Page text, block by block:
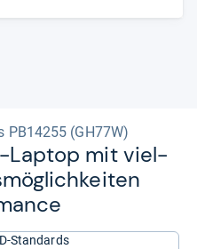
PB14255 (GH77W)
​Lap­top mit viel­
Standards